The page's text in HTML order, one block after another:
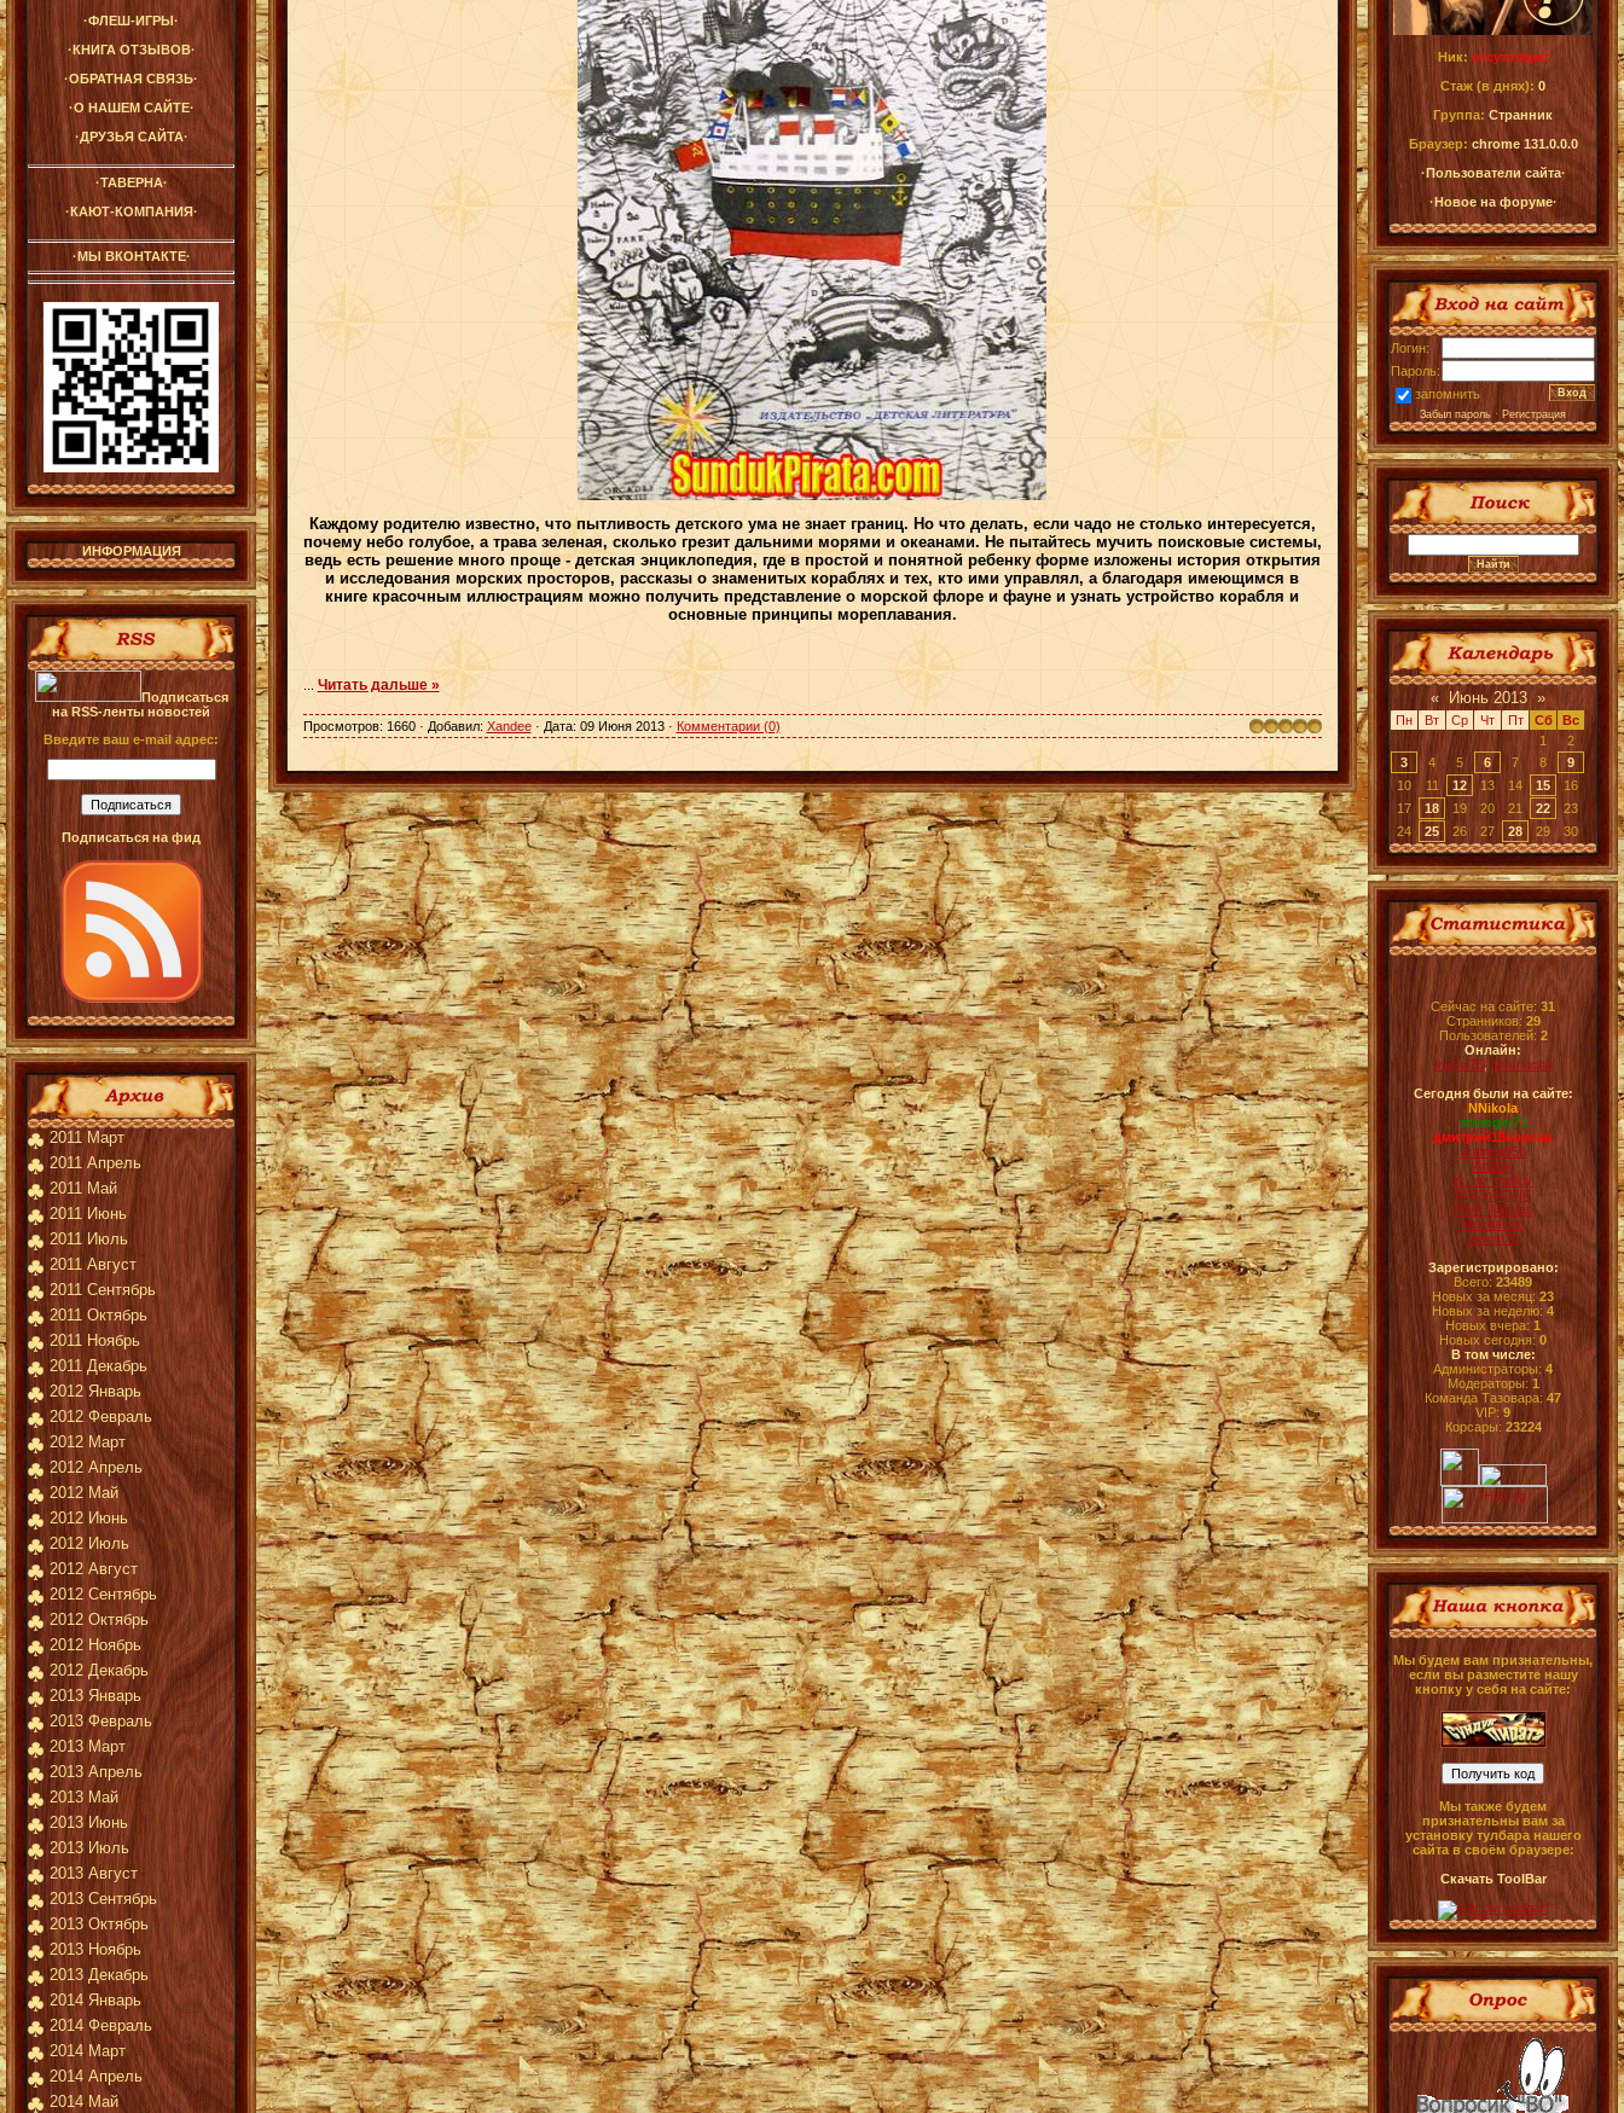
·ФЛЕШ-ИГРЫ·
·КНИГА ОТЗЫВОВ·
·ОБРАТНАЯ СВЯЗЬ·
·О НАШЕМ САЙТЕ·
·ДРУЗЬЯ САЙТА·
·ТАВЕРНА·
·КАЮТ-КОМПАНИЯ·
·МЫ ВКОНТАКТЕ·
ИНФОРМАЦИЯ
Подписаться
на RSS-ленты новостей
Введите ваш e-mail адрес:
Подписаться на фид
2011 Март
2011 Апрель
2011 Май
2011 Июнь
2011 Июль
2011 Август
2011 Сентябрь
2011 Октябрь
2011 Ноябрь
2011 Декабрь
2012 Январь
2012 Февраль
2012 Март
2012 Апрель
2012 Май
2012 Июнь
2012 Июль
2012 Август
2012 Сентябрь
2012 Октябрь
2012 Ноябрь
2012 Декабрь
2013 Январь
2013 Февраль
2013 Март
2013 Апрель
2013 Май
2013 Июнь
2013 Июль
2013 Август
2013 Сентябрь
2013 Октябрь
2013 Ноябрь
2013 Декабрь
2014 Январь
2014 Февраль
2014 Март
2014 Апрель
2014 Май
Каждому родителю известно, что пытливость детского ума не знает границ. Но что делать, если чадо не столько интересуется,
почему небо голубое, а трава зеленая, сколько грезит дальними морями и океанами. Не пытайтесь мучить поисковые системы,
ведь есть решение много проще - детская энциклопедия, где в простой и понятной ребенку форме изложены история открытия
и исследования морских просторов, рассказы о знаменитых кораблях и тех, кто ими управлял, а благодаря имеющимся в
книге красочным иллюстрациям можно получить представление о морской флоре и фауне и узнать устройство корабля и
основные принципы мореплавания.
Читать дальше »
Просмотров: 1660 · Добавил: Xandee· Дата: 09 Июня 2013· Комментарии (0)
Ник: отсутствует
Стаж (в днях): 0
Группа: Странник
Браузер: chrome 131.0.0.0
·Пользователи сайта·
·Новое на форуме·
Логин:
Пароль:
запомнить
Забыл пароль · Регистрация
« Июнь 2013 »
Пн Вт Ср Чт Пт Сб
Вс
1
2
3
4 5 6 7 8
9
10
11 12 13 14 15
16
17
18 19 20 21 22
23
24
25 26 27 28 29 30
Сейчас на сайте: 31
Странников: 29
Пользователей: 2
Онлайн:
manul75, Muchacho
Сегодня были на сайте:
NNikola
stranger71
дмитрий18корсар
andrew950
Andlok
rk_dv_melkiy
Ku33neCHIK
Dark_Nikolas
Muchacho
manul75
Зарегистрировано:
Всего: 23489
Новых за месяц:23
Новых за неделю: 4
Новых вчера: 1
Новых сегодня: 0
В том числе:
Администраторы: 4
Модераторы: 1
Команда Тазовара: 47
VIP: 9
Корсары: 23224
Мы будем вам признательны,
если вы разместите нашу
кнопку у себя на сайте:
Мы также будем
признательны вам за
установку тулбара нашего
сайта в своём браузере:
Скачать ToolBar